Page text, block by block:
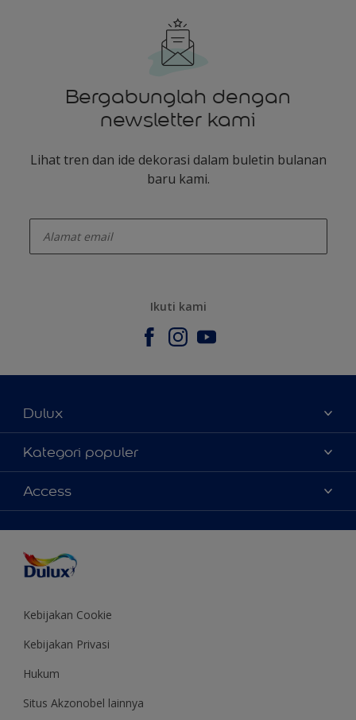
Bergabunglah dengan
newsletter kami
Lihat tren dan ide dekorasi dalam buletin bulanan
baru kami.
Ikuti kami
Dulux
Tentang Kami
Contact us
Temukan toko
Kategori populer
Warna
Produk
Inspirasi
Saran Mendekorasi
Colour of the Year
Access
Kebijakan Cookie
Kebijakan Privasi
Hukum
Situs Akzonobel lainnya